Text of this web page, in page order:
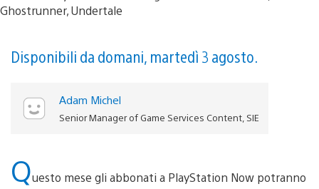
Disponibili da domani, martedì 3 agosto.
Adam Michel
Senior Manager of Game Services Content, SIE
Questo mese gli abbonati a PlayStation Now potranno